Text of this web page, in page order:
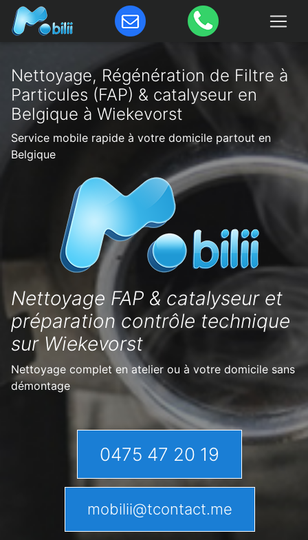
Nettoyage, Régénération de Filtre à
Particules (FAP) & catalyseur en
Belgique à Wiekevorst
Service mobile rapide à votre domicile partout en
Belgique
Nettoyage FAP & catalyseur et
préparation contrôle technique
sur Wiekevorst
Nettoyage complet en atelier ou à votre domicile sans
démontage
0475 47 20 19
mobilii@tcontact.me